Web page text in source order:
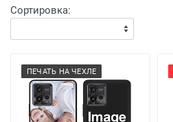
Сортировка:
ПЕЧАТЬ НА ЧЕХЛЕ